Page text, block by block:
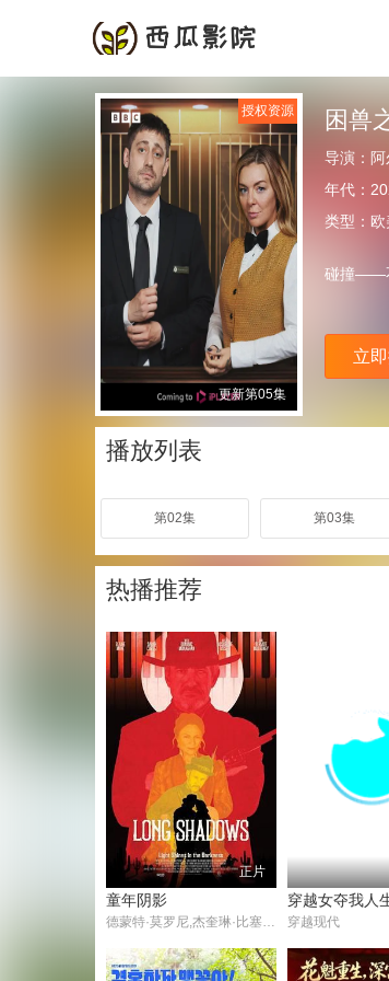
更新第05集
授权资源 困兽
导演：
年代：
类型： 欧
碰撞——
立
播放列表
第02集 第03集
热播推荐
正片
童年阴影
穿越现代